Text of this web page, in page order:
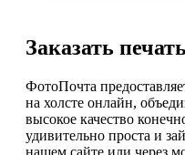
Заказать
ФотоПочта
на холсте онлайн,
высокое качество
удивительно проста и